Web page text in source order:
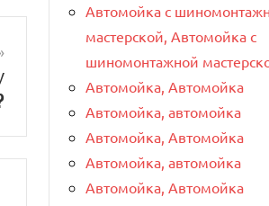
Автомойка с
мастерской, Автомойка с
шиномонтажной
Автомойка, Автомойка
Автомойка, автомойка
Автомойка, Автомойка
Автомойка, автомойка
Автомойка, Автомойка